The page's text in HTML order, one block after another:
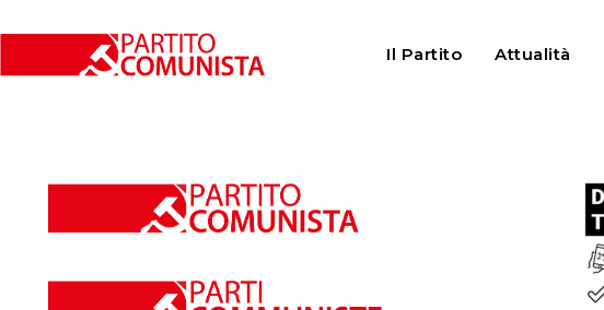
Il Partito Attualità
Home Calendario
Calendario